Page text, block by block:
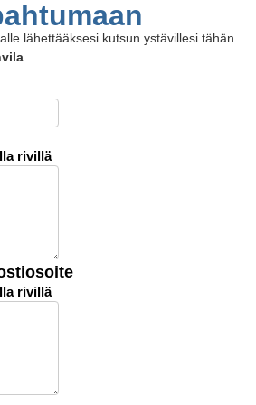
lähettääksesi kutsun ystävillesi tähän
rivillä
rivillä